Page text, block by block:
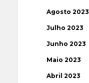
Agosto 2023
Julho 2023
Junho 2023
Maio 2023
Abril 2023